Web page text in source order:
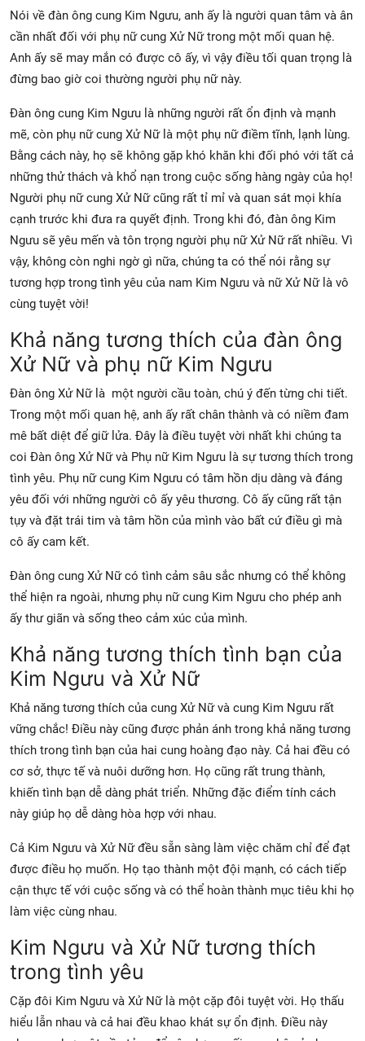
Nói về đàn ông cung Kim Ngưu, anh ấy là người quan tâm và ân
cần nhất đối với phụ nữ cung Xử Nữ trong một mối quan hệ.
Anh ấy sẽ may mắn có được cô ấy, vì vậy điều tối quan trọng là
đừng bao giờ coi thường người phụ nữ này.
Đàn ông cung Kim Ngưu là những người rất ổn định và mạnh
mẽ, còn phụ nữ cung Xử Nữ là một phụ nữ điềm tĩnh, lạnh lùng.
Bằng cách này, họ sẽ không gặp khó khăn khi đối phó với tất cả
những thử thách và khổ nạn trong cuộc sống hàng ngày của họ!
Người phụ nữ cung Xử Nữ cũng rất tỉ mỉ và quan sát mọi khía
cạnh trước khi đưa ra quyết định. Trong khi đó, đàn ông Kim
Ngưu sẽ yêu mến và tôn trọng người phụ nữ Xử Nữ rất nhiều. Vì
vậy, không còn nghi ngờ gì nữa, chúng ta có thể nói rằng sự
tương hợp trong tình yêu của nam Kim Ngưu và nữ Xử Nữ là vô
cùng tuyệt vời!
Khả năng tương thích của đàn ông
Xử Nữ và phụ nữ Kim Ngưu
Đàn ông Xử Nữ là một người cầu toàn, chú ý đến từng chi tiết.
Trong một mối quan hệ, anh ấy rất chân thành và có niềm đam
mê bất diệt để giữ lửa. Đây là điều tuyệt vời nhất khi chúng ta
coi Đàn ông Xử Nữ và Phụ nữ Kim Ngưu là sự tương thích trong
tình yêu. Phụ nữ cung Kim Ngưu có tâm hồn dịu dàng và đáng
yêu đối với những người cô ấy yêu thương. Cô ấy cũng rất tận
tụy và đặt trái tim và tâm hồn của mình vào bất cứ điều gì mà
cô ấy cam kết.
Đàn ông cung Xử Nữ có tình cảm sâu sắc nhưng có thể không
thể hiện ra ngoài, nhưng phụ nữ cung Kim Ngưu cho phép anh
ấy thư giãn và sống theo cảm xúc của mình.
Khả năng tương thích tình bạn của
Kim Ngưu và Xử Nữ
Khả năng tương thích của cung Xử Nữ và cung Kim Ngưu rất
vững chắc! Điều này cũng được phản ánh trong khả năng tương
thích trong tình bạn của hai cung hoàng đạo này. Cả hai đều có
cơ sở, thực tế và nuôi dưỡng hơn. Họ cũng rất trung thành,
khiến tình bạn dễ dàng phát triển. Những đặc điểm tính cách
này giúp họ dễ dàng hòa hợp với nhau.
Cả Kim Ngưu và Xử Nữ đều sẵn sàng làm việc chăm chỉ để đạt
được điều họ muốn. Họ tạo thành một đội mạnh, có cách tiếp
cận thực tế với cuộc sống và có thể hoàn thành mục tiêu khi họ
làm việc cùng nhau.
Kim Ngưu và Xử Nữ tương thích
trong tình yêu
Cặp đôi Kim Ngưu và Xử Nữ là một cặp đôi tuyệt vời. Họ thấu
hiểu lẫn nhau và cả hai đều khao khát sự ổn định. Điều này